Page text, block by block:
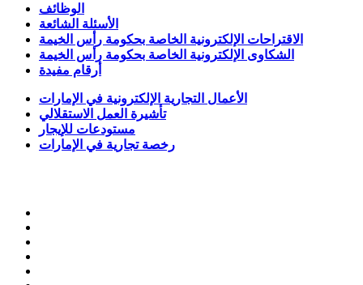
الوظائف
الأسئلة الشائعة
الاقتراحات الإلكترونية الخاصة بحكومة رأس الخيمة
الشكاوى الإلكترونية الخاصة بحكومة رأس الخيمة
أرقام مفيدة
الأعمال التجارية الإلكترونية في الإمارات
تأشيرة العمل الاستقلالي
مستودعات للإيجار
رخصة تجارية في الإمارات